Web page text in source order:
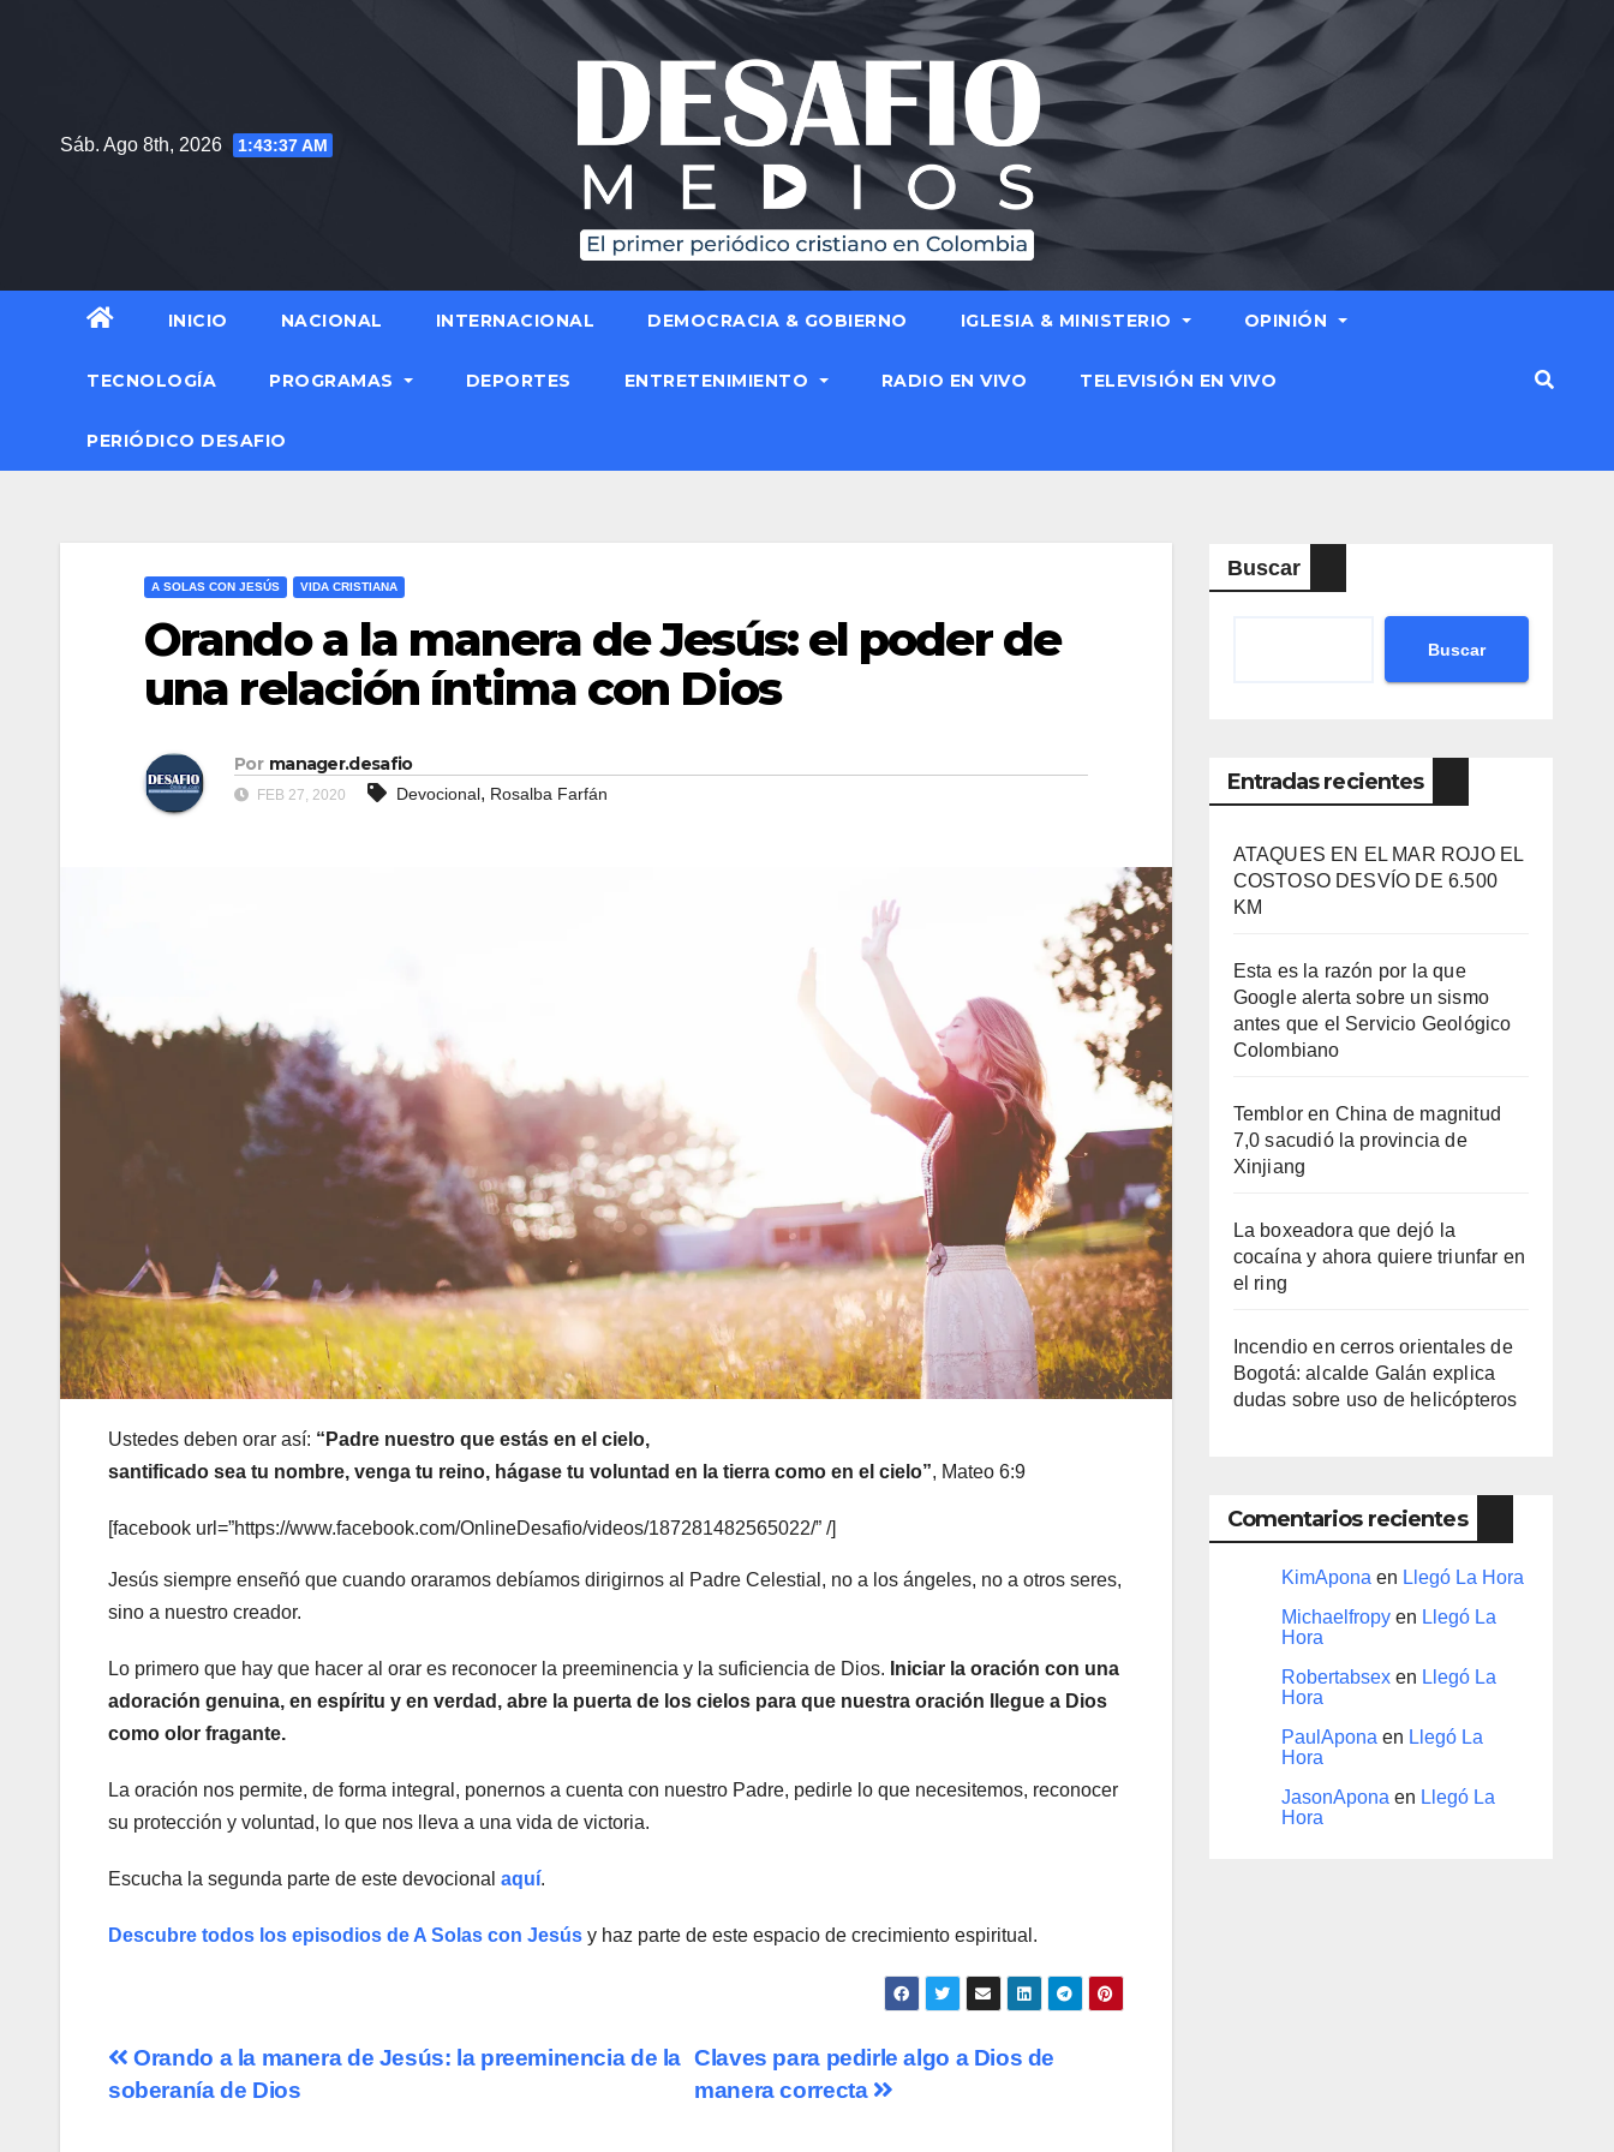
Sáb. Ago 8th, 2026 1:43:38 AM
INICIO NACIONAL INTERNACIONAL DEMOCRACIA & GOBIERNO IGLESIA & MINISTERIO OPINIÓN
TECNOLOGÍA PROGRAMAS DEPORTES ENTRETENIMIENTO RADIO EN VIVO TELEVISIÓN EN VIVO
PERIÓDICO DESAFIO
A SOLAS CON JESÚS VIDA CRISTIANA
Orando a la manera de Jesús: el poder de
una relación íntima con Dios
Por manager.desafio
FEB 27, 2020 Devocional, Rosalba Farfán
Ustedes deben orar así: “Padre nuestro que estás en el cielo,
santificado sea tu nombre, venga tu reino, hágase tu voluntad en la tierra como en el cielo”, Mateo 6:9
[facebook url=”https://www.facebook.com/OnlineDesafio/videos/187281482565022/” /]
Jesús siempre enseñó que cuando oraramos debíamos dirigirnos al Padre Celestial, no a los ángeles, no a otros seres,
sino a nuestro creador.
Lo primero que hay que hacer al orar es reconocer la preeminencia y la suficiencia de Dios. Iniciar la oración con una
adoración genuina, en espíritu y en verdad, abre la puerta de los cielos para que nuestra oración llegue a Dios
como olor fragante.
La oración nos permite, de forma integral, ponernos a cuenta con nuestro Padre, pedirle lo que necesitemos, reconocer
su protección y voluntad, lo que nos lleva a una vida de victoria.
Escucha la segunda parte de este devocional aquí.
Descubre todos los episodios de A Solas con Jesús y haz parte de este espacio de crecimiento espiritual.
Navegación
Claves para pedirle algo a Dios de
manera correcta
Orando a la manera de Jesús: la preeminencia de la
soberanía de Dios
Buscar
Buscar
Entradas recientes
ATAQUES EN EL MAR ROJO EL
COSTOSO DESVÍO DE 6.500
KM
Esta es la razón por la que
Google alerta sobre un sismo
antes que el Servicio Geológico
Colombiano
Temblor en China de magnitud
7,0 sacudió la provincia de
Xinjiang
La boxeadora que dejó la
cocaína y ahora quiere triunfar en
el ring​
Incendio en cerros orientales de
Bogotá: alcalde Galán explica
dudas sobre uso de helicópteros
Comentarios recientes
KimAponaen Llegó La Hora
Michaelfropyen Llegó La
Hora
Robertabsexen Llegó La
Hora
PaulAponaen Llegó La
Hora
JasonAponaen Llegó La
Hora